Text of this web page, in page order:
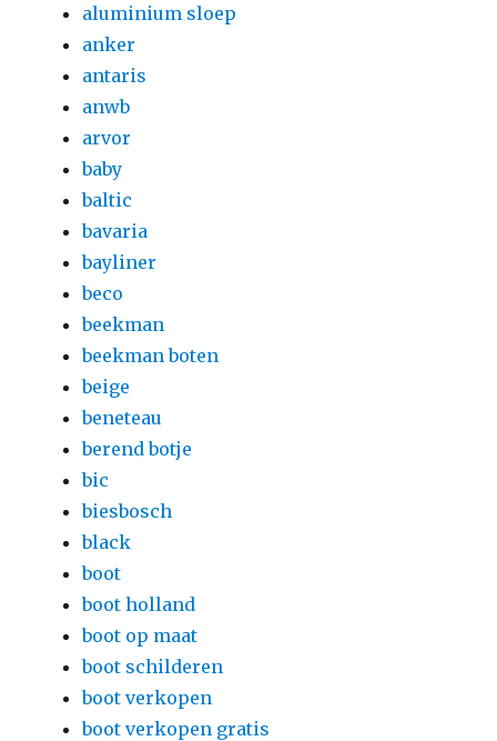
aluminium sloep
anker
antaris
anwb
arvor
baby
baltic
bavaria
bayliner
beco
beekman
beekman boten
beige
beneteau
berend botje
bic
biesbosch
black
boot
boot holland
boot op maat
boot schilderen
boot verkopen
boot verkopen gratis